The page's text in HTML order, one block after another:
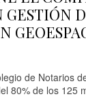
GESTIÓN
de Notarios
80% de los 125